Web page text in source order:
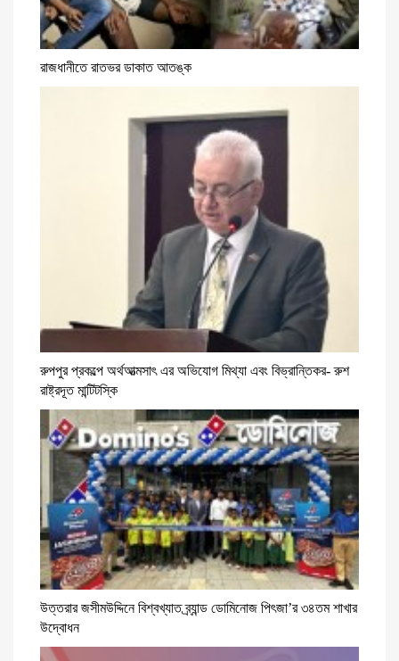
রাজধানীতে রাতভর ডাকাত আতঙ্ক
রুপপুর প্রকল্পে অর্থআত্মসাৎ এর অভিযোগ মিথ্যা এবং বিভ্রান্তিকর- রুশ
রাষ্ট্রদূত মান্টিটস্কি
উত্তরার জসীমউদ্দিনে বিশ্বখ্যাত ব্র্যান্ড ডোমিনোজ পিৎজা’র ৩৪তম শাখার
উদ্বোধন